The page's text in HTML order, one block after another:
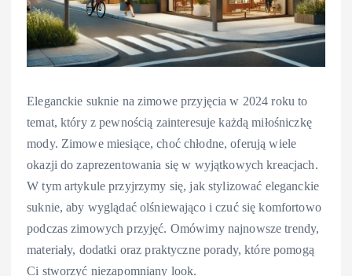
Eleganckie suknie na zimowe przyjęcia w 2024 roku to
temat, który z pewnością zainteresuje każdą miłośniczkę
mody. Zimowe miesiące, choć chłodne, oferują wiele
okazji do zaprezentowania się w wyjątkowych kreacjach.
W tym artykule przyjrzymy się, jak stylizować eleganckie
suknie, aby wyglądać olśniewająco i czuć się komfortowo
podczas zimowych przyjęć. Omówimy najnowsze trendy,
materiały, dodatki oraz praktyczne porady, które pomogą
Ci stworzyć niezapomniany look.